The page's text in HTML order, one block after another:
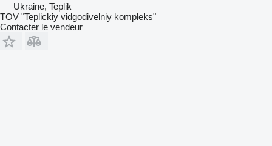
Ukraine, Teplik
TOV "Teplickiy vidgodivelniy kompleks"
Contacter le vendeur